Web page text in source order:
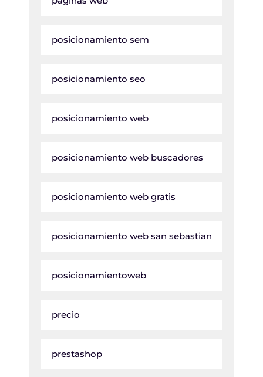
posicionamiento sem
posicionamiento seo
posicionamiento web
posicionamiento web buscadores
posicionamiento web gratis
posicionamiento web san sebastian
posicionamientoweb
precio
prestashop